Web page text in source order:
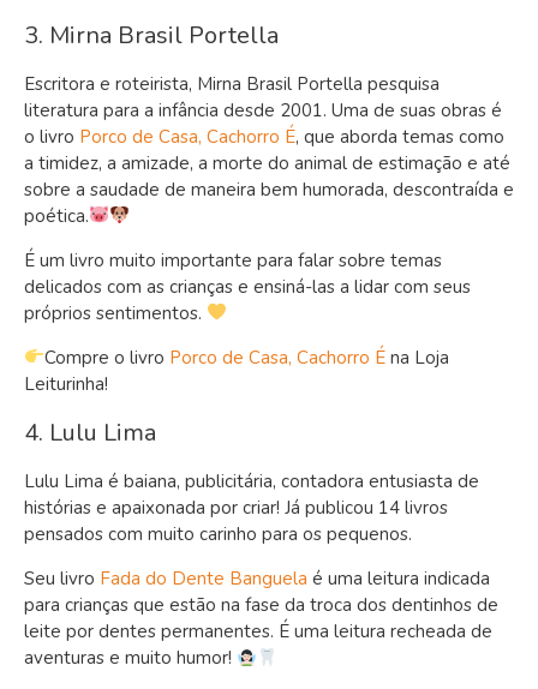
3. Mirna Brasil Portella
Escritora e roteirista, Mirna Brasil Portella pesquisa
literatura para a infância desde 2001. Uma de suas obras é
o livro Porco de Casa, Cachorro É, que aborda temas como
a timidez, a amizade, a morte do animal de estimação e até
sobre a saudade de maneira bem humorada, descontraída e
poética.
É um livro muito importante para falar sobre temas
delicados com as crianças e ensiná-las a lidar com seus
próprios sentimentos.
Compre o livro Porco de Casa, Cachorro É na Loja
Leiturinha!
4. Lulu Lima
Lulu Lima é baiana, publicitária, contadora entusiasta de
histórias e apaixonada por criar! Já publicou 14 livros
pensados com muito carinho para os pequenos.
Seu livro Fada do Dente Banguela é uma leitura indicada
para crianças que estão na fase da troca dos dentinhos de
leite por dentes permanentes. É uma leitura recheada de
aventuras e muito humor!